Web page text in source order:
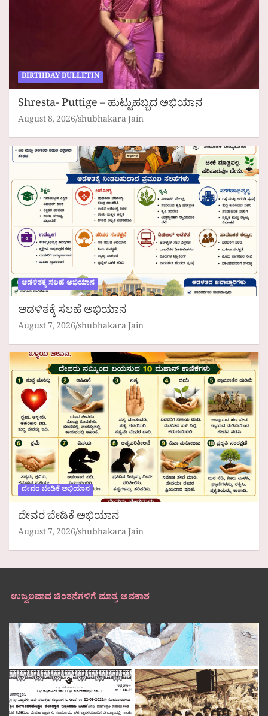
BIRTHDAY BULLETIN
Shresta- Puttige – ಹುಟ್ಟುಹಬ್ಬದ ಅಭಿಯಾನ
August 8, 2026 shubhakara Jain
ಆಡಳಿತಕ್ಕೆ ಸಲಹೆ ಅಭಿಯಾನ
ಆಡಳಿತಕ್ಕೆ ಸಲಹೆ ಅಭಿಯಾನ
August 7, 2026 shubhakara Jain
ದೇವರ ಬೇಡಿಕೆ ಅಭಿಯಾನ
ದೇವರ ಬೇಡಿಕೆ ಅಭಿಯಾನ
August 7, 2026 shubhakara Jain
ಉಜ್ವಲವಾದ ಚಿಂತನೆಗಳಿಗೆ ಮಾತ್ರ ಅವಕಾಶ